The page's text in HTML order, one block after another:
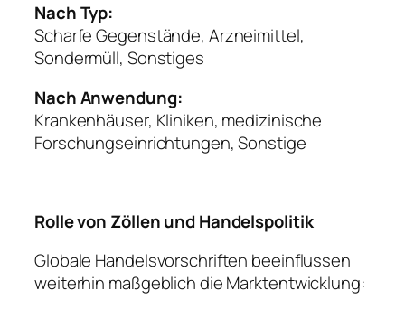
Nach Typ:
Scharfe Gegenstände, Arzneimittel,
Sondermüll, Sonstiges
Nach Anwendung:
Krankenhäuser, Kliniken, medizinische
Forschungseinrichtungen, Sonstige
Rolle von Zöllen und Handelspolitik
Globale Handelsvorschriften beeinflussen
weiterhin maßgeblich die Marktentwicklung: